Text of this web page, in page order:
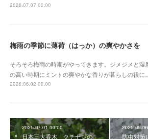
2026.07.07 00:00
梅雨の季節に薄荷（はっか）の爽やかさを
そろそろ梅雨の時期がやってきます。ジメジメと湿
の高い時期にミントの爽やかな香りが暮らしの役に…
2026.06.02 00:00
2025.07.01 00:00
日本三大香木 クチナシの
防虫対策